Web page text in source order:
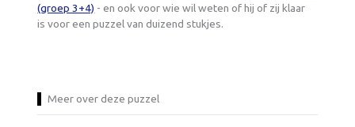
(groep 3+4) - en ook voor wie wil weten of hij of zij klaar
is voor een puzzel van duizend stukjes.
Meer over deze puzzel